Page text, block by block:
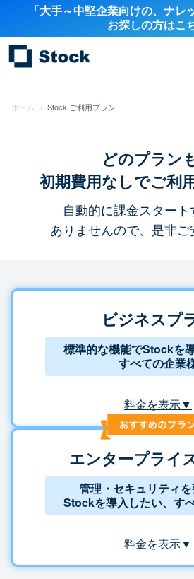
「大手～中堅企業向けの、ナレ
お探しの方はこ
ホーム > Stock ご利用プラン
どのプランも
初期費用なしでご利
自動的に課金スター
ありませんので、是非
ビジネスプ
標準的な機能でStockを導
すべての企業
料金を表示▼
エンタープライ
管理・セキュリティ
Stockを導入したい、す
料金を表示▼